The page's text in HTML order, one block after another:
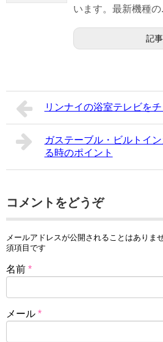
います。最新機種の
記
リンナイの浴室テレビを
ガステーブル・ビルトイ
る時のポイント
コメントをどうぞ
メールアドレスが公開されることはありませ
須項目です
名前 *
メール *